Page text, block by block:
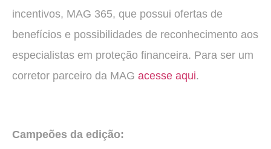
incentivos, MAG 365, que possui ofertas de
benefícios e possibilidades de reconhecimento aos
especialistas em proteção financeira. Para ser um
corretor parceiro da MAG acesse aqui.
Campeões da edição: